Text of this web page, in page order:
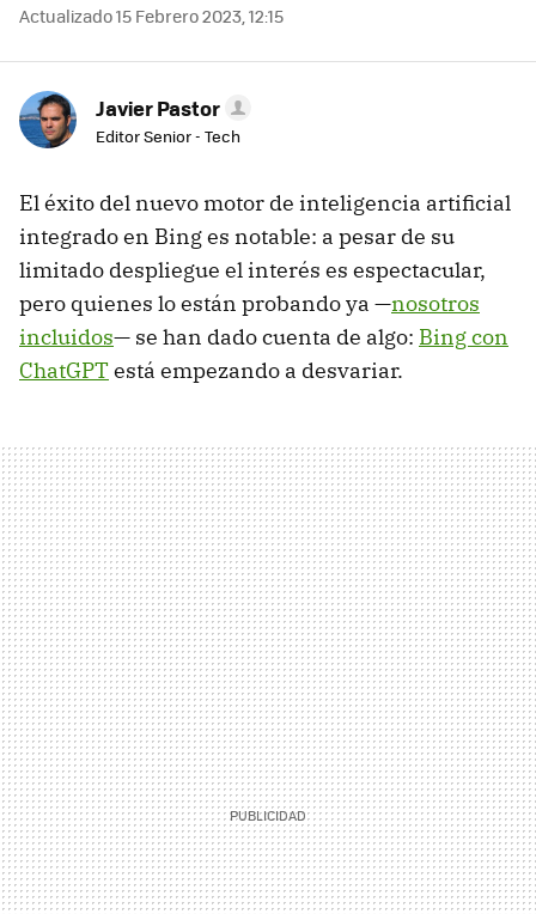
Actualizado 15 Febrero 2023, 12:15
Javier Pastor
Editor Senior - Tech
El éxito del nuevo motor de inteligencia artificial
integrado en Bing es notable: a pesar de su
limitado despliegue el interés es espectacular,
pero quienes lo están probando ya —nosotros
incluidos— se han dado cuenta de algo: Bing con
ChatGPTestá empezando a desvariar.